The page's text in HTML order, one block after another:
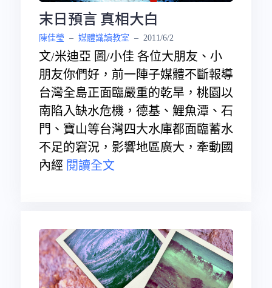
末日預言 真相大白
陳佳瑩 – 媒體識讀教室 – 2011/6/2
文/米迪亞 圖/小佳 各位大朋友、小
朋友你們好，前一陣子媒體不斷報導
台灣全島正面臨嚴重的乾旱，桃園以
南陷入缺水危機，德基、鯉魚潭、石
門、寶山等台灣四大水庫都面臨蓄水
不足的窘況，影響地區廣大，牽動國
內經 閱讀全文